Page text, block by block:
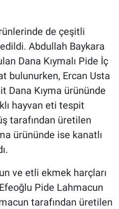
de çeşitli
Abdullah Baykara
Dana Kıymalı Pide İç
bulunurken, Ercan Usta
Dana Kıyma ürününde
hayvan eti tespit
tarafından üretilen
ürününde ise kanatlı
ve etli ekmek harçları
Pide Lahmacun
tarafından üretilen